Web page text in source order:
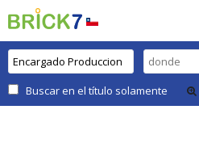
Buscar en el título solamente